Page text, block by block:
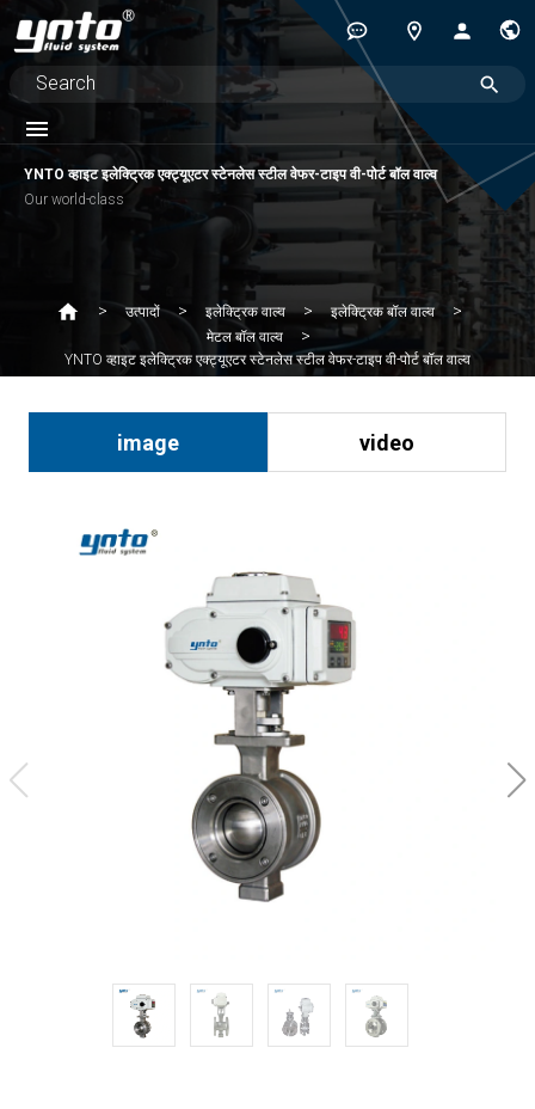
YNTO व्हाइट इलेक्ट्रिक एक्ट्यूएटर स्टेनलेस स्टील वेफर-टाइप वी-पोर्ट बॉल वाल्व
Our world-class
उत्पादों इलेक्ट्रिक वाल्व
इलेक्ट्रिक बॉल वाल्व
मेटल बॉल वाल्व
YNTO व्हाइट इलेक्ट्रिक एक्ट्यूएटर स्टेनलेस स्टील वेफर-टाइप वी-पोर्ट बॉल वाल्व
image video